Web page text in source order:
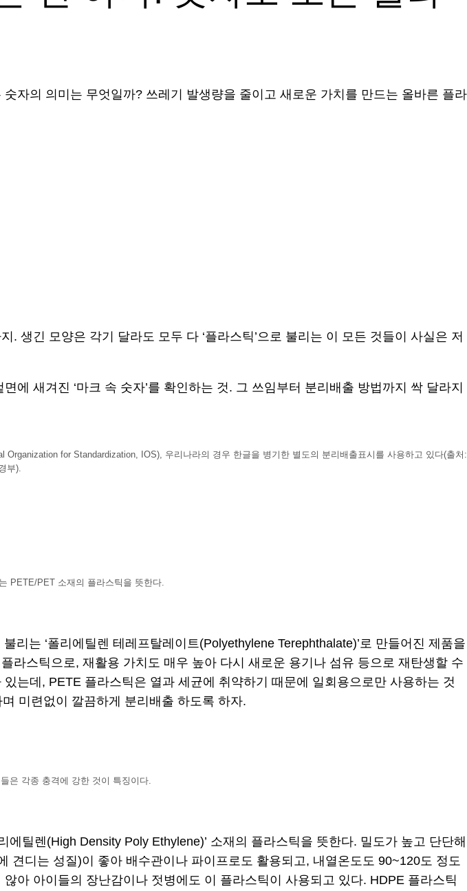
자의 의미는 무엇일까? 쓰레기 발생량을 줄이고 새로운 가치를 만드는 올바른 플라
생긴 모양은 각기 달라도 모두 다 ‘플라스틱’으로 불리는 이 모든 것들이 사실은 저
새겨진 ‘마크 속 숫자’를 확인하는 것. 그 쓰임부터 분리배출 방법까지 싹 달라지
for Standardization, IOS), 우리나라의 경우 한글을 병기한 별도의 분리배출표시를 사용하고 있다(출처:
부).
PETE/PET 소재의 플라스틱을 뜻한다.
는 ‘폴리에틸렌 테레프탈레이트(Polyethylene Terephthalate)’로 만들어진 제품을
라스틱으로, 재활용 가치도 매우 높아 다시 새로운 용기나 섬유 등으로 재탄생할 수
는데, PETE 플라스틱은 열과 세균에 취약하기 때문에 일회용으로만 사용하는 것
미련없이 깔끔하게 분리배출 하도록 하자.
은 각종 충격에 강한 것이 특징이다.
틸렌(High Density Poly Ethylene)’ 소재의 플라스틱을 뜻한다. 밀도가 높고 단단해
디는 성질)이 좋아 배수관이나 파이프로도 활용되고, 내열온도도 90~120도 정도
아 아이들의 장난감이나 젓병에도 이 플라스틱이 사용되고 있다. HDPE 플라스틱